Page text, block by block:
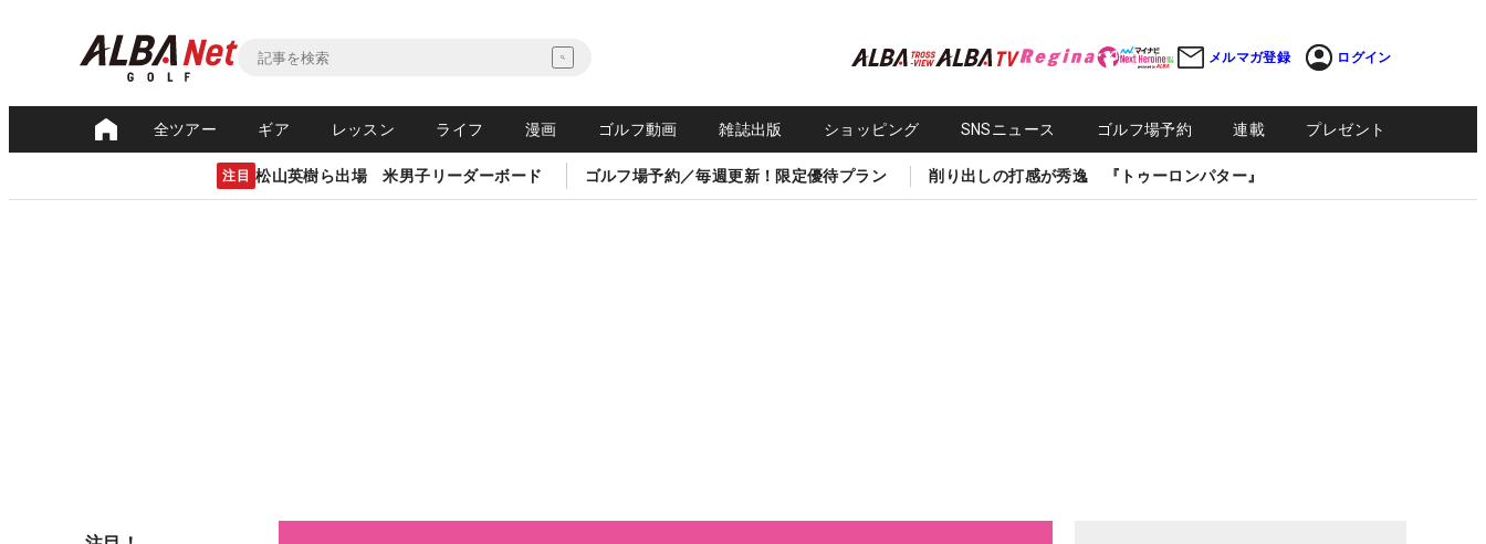
メルマガ登録 ログイン
全ツアー ギア レッスン ライフ 漫画 ゴルフ動画 雑誌出版 ショッピング SNSニュース ゴルフ場予約 連載 プレゼント
注目 松山英樹ら出場 米男子リーダーボード ゴルフ場予約／毎週更新！限定優待プラン 削り出しの打感が秀逸 『トゥーロンパター』